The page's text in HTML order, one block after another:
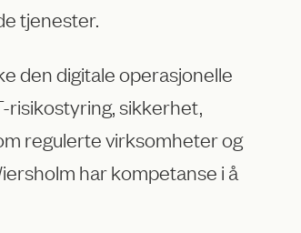
tjenester.
den digitale operasjonelle
risikostyring, sikkerhet,
regulerte virksomheter og
har kompetanse i å